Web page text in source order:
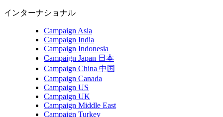
インターナショナル
Campaign Asia
Campaign India
Campaign Indonesia
Campaign Japan 日本
Campaign China 中国
Campaign Canada
Campaign US
Campaign UK
Campaign Middle East
Campaign Turkey